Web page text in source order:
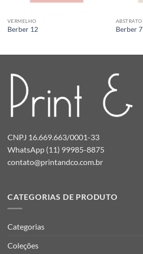
VERMELHO
Berber 12
ABSTRATO
Berber 7
CNPJ 16.669.663/0001-33
WhatsApp (11) 99985-8875
contato@printandco.com.br
CATEGORIAS DE PRODUTO
Categorias
Coleções